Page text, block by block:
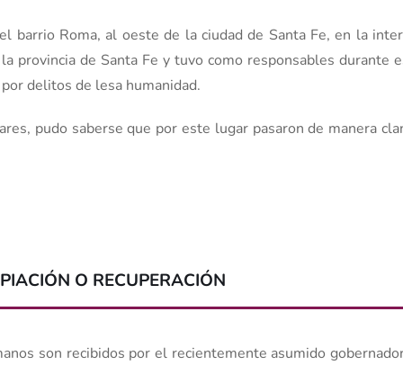
barrio Roma, al oeste de la ciudad de Santa Fe, en la
provincia de Santa Fe y tuvo como responsables durante
delitos de lesa humanidad.
pudo saberse que por este lugar pasaron de manera
O RECUPERACIÓN
son recibidos por el recientemente asumido